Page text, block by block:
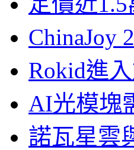
ChinaJoy
Rokid進
AI光模塊
諾瓦星雲